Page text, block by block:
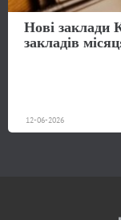
Нові заклади
закладів
12-06-2026